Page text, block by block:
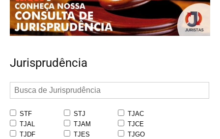
Jurisprudência
STF STJ
TJAC
TJAL
TJAM
TJCE
TJDF
TJES
TJGO